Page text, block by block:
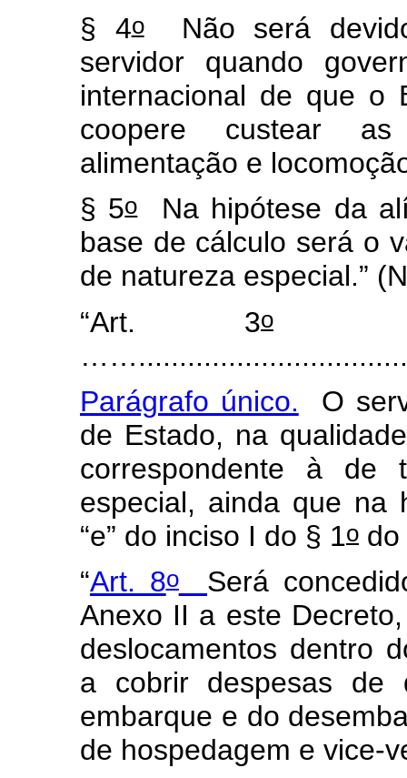
§ 4oNão será
servidor quando
internacional de que o
coopere custear
alimentação e
§ 5oNa hipótese da
base de cálculo será o
de natureza especial.”
“Art. 3o
Parágrafo único. O
de Estado, na
correspondente à de
especial, ainda que na
“e” do inciso I do § 1o do
“Art. 8o
Será
Anexo II a este
deslocamentos dentro
a cobrir despesas de
embarque e do
de hospedagem e vice-